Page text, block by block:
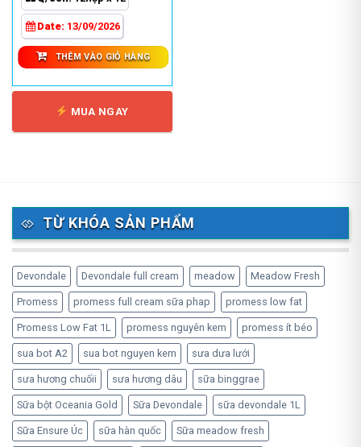
460,000 ₫.
Date: 13/09/2026
THÊM VÀO GIỎ HÀNG
MUA NGAY
TỪ KHÓA SẢN PHẨM
Devondale Devondale full cream meadow Meadow Fresh
Promess promess full cream sữa phap promess low fat
Promess Low Fat 1L promess nguyên kem promess ít béo
sua bot A2 sua bot nguyen kem sưa dưa lưới
sưa hương chuốii sưa hương dâu sữa binggrae
Sữa bột Oceania Gold Sữa Devondale sữa devondale 1L
Sữa Ensure Úc sữa hàn quốc Sữa meadow fresh